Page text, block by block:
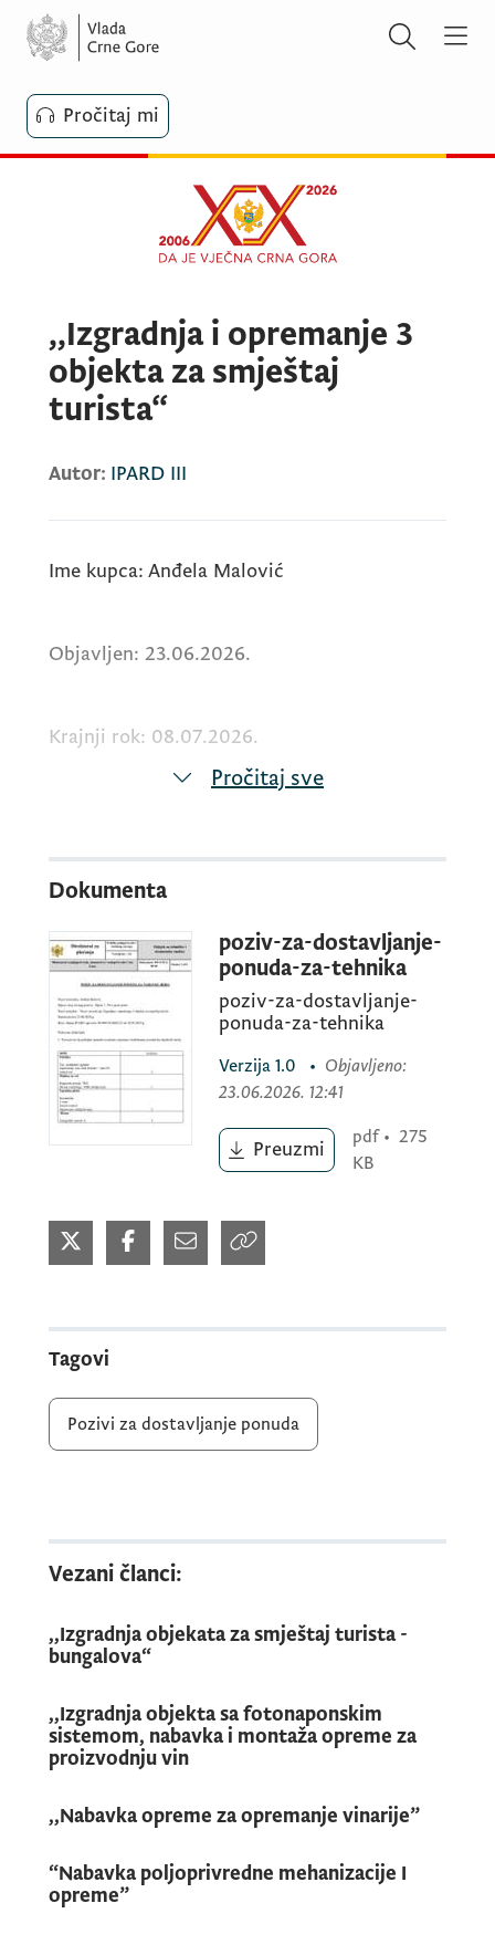
Pročitaj mi
,,Izgradnja i opremanje 3
objekta za smještaj
turista“
Autor: IPARD III
Ime kupca: Anđela Malović
Objavljen: 23.06.2026.
Krajnji rok: 08.07.2026.
Datum i vrijeme otvaranja ponuda: petak
10.07.2026. u 13:00 h
Mjesto otvaranja ponuda: Agencija za
plaćanja u poljoprivredi, ruralnom razvoju i
ribarstvu, Rimski trg, Poslovna zgrada
Kruševac br.70, Podgorica.
Pročitaj sve
Dokumenta
poziv-za-dostavljanje-
ponuda-za-tehnika
poziv-za-dostavljanje-
ponuda-za-tehnika
Verzija 1.0 • Objavljeno:
23.06.2026. 12:41
Preuzmi
pdf • 275
KB
Tagovi
Pozivi za dostavljanje ponuda
Vezani članci:
,,Izgradnja objekata za smještaj turista -
bungalova“
,,Izgradnja objekta sa fotonaponskim
sistemom, nabavka i montaža opreme za
proizvodnju vin
,,Nabavka opreme za opremanje vinarije”
“Nabavka poljoprivredne mehanizacije I
opreme”